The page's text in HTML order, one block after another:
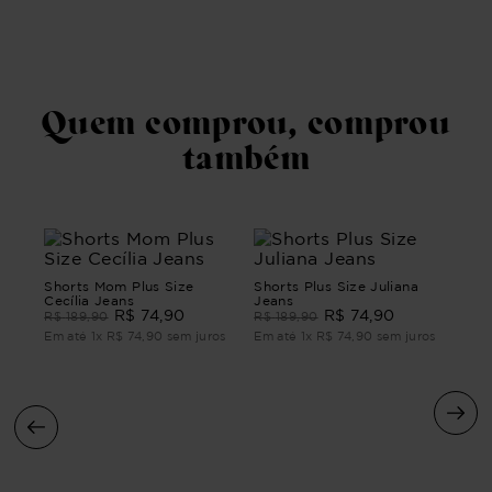
Quem comprou, comprou
também
Shorts Mom Plus Size
Cecília Jeans
R$ 189,90 R$ 74 90
Em até 1 x R$ 74 90 sem juros
Shorts Plus Size Juliana
Jeans
R$ 189,90 R$ 74 90
Em até 1 x R$ 74 90 sem juros